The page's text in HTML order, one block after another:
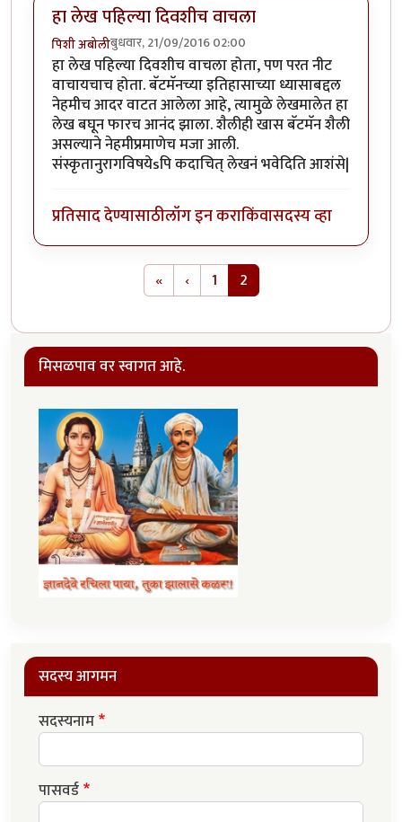
हा लेख पहिल्या दिवशीच वाचला
पिशी अबोलीबुधवार, 21/09/2016 02:00
हा लेख पहिल्या दिवशीच वाचला होता, पण परत नीट
वाचायचाच होता. बॅटमॅनच्या इतिहासाच्या ध्यासाबद्दल
नेहमीच आदर वाटत आलेला आहे, त्यामुळे लेखमालेत हा
लेख बघून फारच आनंद झाला. शैलीही खास बॅटमॅन शैली
असल्याने नेहमीप्रमाणेच मजा आली.
संस्कृतानुरागविषयेsपि कदाचित् लेखनं भवेदिति आशंसे|
प्रतिसाद देण्यासाठीलॉग इन कराकिंवासदस्य व्हा
«First page
‹Previous page
1 2
मिसळपाव वर स्वागत आहे.
सदस्य आगमन
सदस्यनाम
पासवर्ड